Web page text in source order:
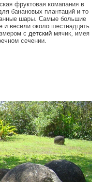
фруктовая комапания в
банановых плантаций и то
шары. Самые большие
и весили около шестнадцать
с детский мячик, имея
сечении.